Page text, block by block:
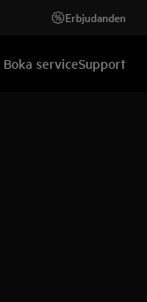
Erbjudanden
Boka serviceSupport